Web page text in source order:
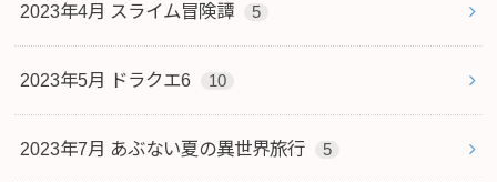
2023年4月 スライム冒険譚 5
2023年5月 ドラクエ6 10
2023年7月 あぶない夏の異世界旅行 5